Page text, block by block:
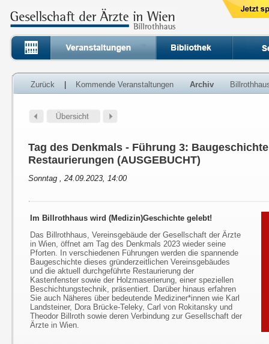
Zurück Kommende Veranstaltungen Archiv
Tag des Denkmals - Führung 3:
Restaurierungen (AUSGEBUCHT)
Sonntag , 24.09.2023, 14:00
Im Billrothhaus wird (Medizin)Geschichte gelebt!
Das Billrothhaus, Vereinsgebäude der Gesellschaft der Ärzte
in Wien, öffnet am Tag des Denkmals 2023 wieder seine
Pforten. In verschiedenen Führungen werden die spannende
Baugeschichte dieses gründerzeitlichen Vereinsgebäudes
und die aktuell durchgeführte Restaurierung der
Kastenfenster sowie der Holzmaserierung, einer speziellen
Beschichtungstechnik, präsentiert. Darüber hinaus erfahren
Sie auch Näheres über bedeutende Mediziner*innen wie Karl
Landsteiner, Dora Brücke-Teleky, Carl von Rokitansky und
Theodor Billroth sowie deren Verbindung zur Gesellschaft der
Ärzte in Wien.